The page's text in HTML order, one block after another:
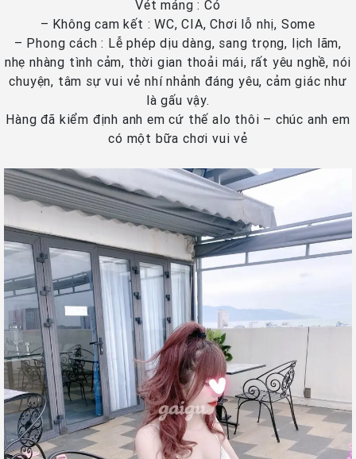
Vét máng : Có
– Không cam kết : WC, CIA, Chơi lỗ nhị, Some
– Phong cách : Lễ phép dịu dàng, sang trọng, lịch lãm,
nhẹ nhàng tình cảm, thời gian thoải mái, rất yêu nghề, nói
chuyện, tâm sự vui vẻ nhí nhảnh đáng yêu, cảm giác như
là gấu vậy.
Hàng đã kiểm định anh em cứ thế alo thôi – chúc anh em
có một bữa chơi vui vẻ